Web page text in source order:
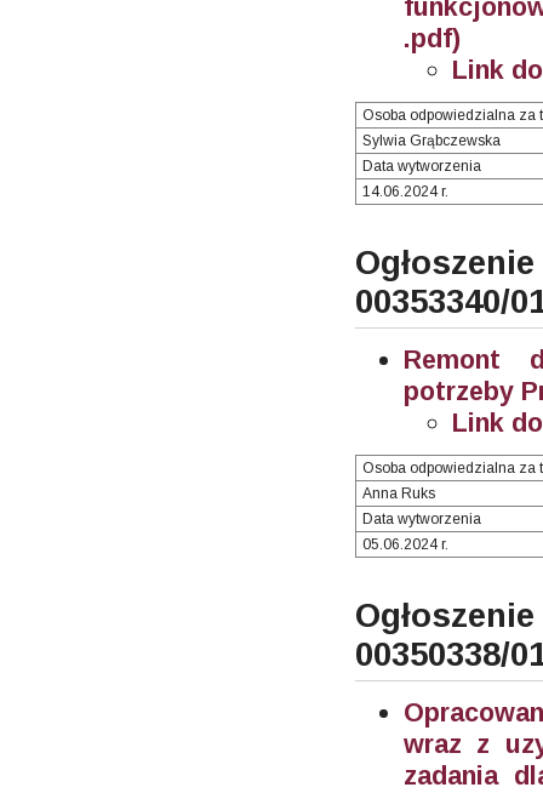
.pdf)
Link
Osoba odpowiedzialna za
Sylwia Grąbczewska
Data wytworzenia
14.06.2024 r.
00353340/
Remont
potrzeby
Link
Osoba odpowiedzialna za
Anna Ruks
Data wytworzenia
05.06.2024 r.
00350338/
wraz z
zadania